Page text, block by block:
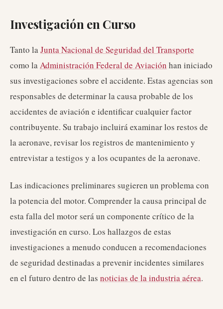
Investigación en Curso
Tanto laJunta Nacional de Seguridad del Transporte
como laAdministración Federal de Aviación han iniciado
sus investigaciones sobre el accidente. Estas agencias son
responsables de determinar la causa probable de los
accidentes de aviación e identificar cualquier factor
contribuyente. Su trabajo incluirá examinar los restos de
la aeronave, revisar los registros de mantenimiento y
entrevistar a testigos y a los ocupantes de la aeronave.
Las indicaciones preliminares sugieren un problema con
la potencia del motor. Comprender la causa principal de
esta falla del motor será un componente crítico de la
investigación en curso. Los hallazgos de estas
investigaciones a menudo conducen a recomendaciones
de seguridad destinadas a prevenir incidentes similares
en el futuro dentro de las noticias de la industria aérea.